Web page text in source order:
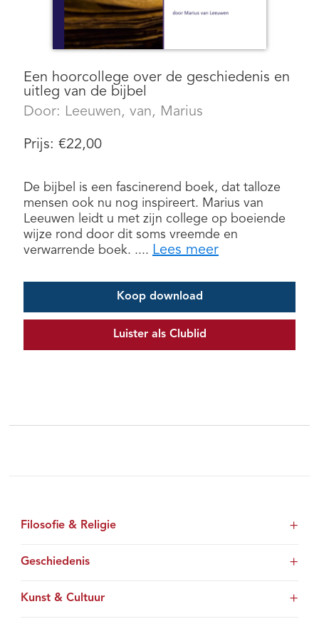
Een hoorcollege over de geschiedenis en
uitleg van de bijbel
Door: Leeuwen, van, Marius
Prijs: €22,00
De bijbel is een fascinerend boek, dat talloze
mensen ook nu nog inspireert. Marius van
Leeuwen leidt u met zijn college op boeiende
wijze rond door dit soms vreemde en
verwarrende boek. .... Lees meer
Koop download
Luister als Clublid
Filosofie & Religie
Geschiedenis
Kunst & Cultuur